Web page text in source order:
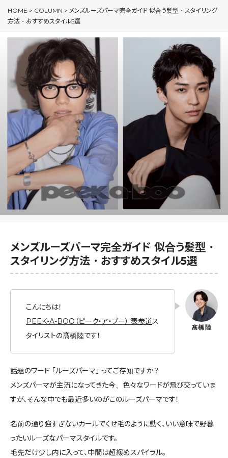
HOME > COLUMN > メンズルーズパーマ完全ガイド 似合う髪型・スタイリング
方法・おすすめスタイル5選
メンズルーズパーマ完全ガイド 似合う髪型・
スタイリング方法・おすすめスタイル5選
こんにちは！
PEEK-A-BOO（ピーク・ア・ブー） 表参道ス
タイリストの髙橋陸です！
話題のワード 「ルーズパーマ」 ってご存知ですか？
メンズパーマが主流になってきた今、色々なワードが飛び交っていま
すが、そんな中でも最近多いのがこのルーズパーマです！
名前の通り強すぎないカールでくせ毛のように動く、いい意味で野暮
ったいルーズなパーマスタイルです。
毛先だけ少し内に入って、中間は超緩めスパイラル。